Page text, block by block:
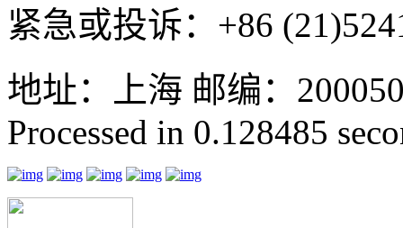
紧急或投诉：+86
地址：上海 邮编：
Processed in 0.128485